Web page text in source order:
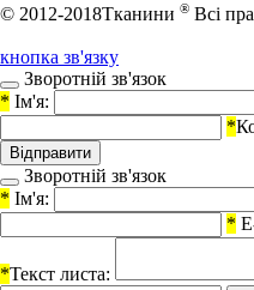
© 2012-2018Тканини ® Всі
кнопка зв'язку
Зворотній зв'язок
* Ім'я:
*
Зворотній зв'язок
* Ім'я:
*
*Текст листа: